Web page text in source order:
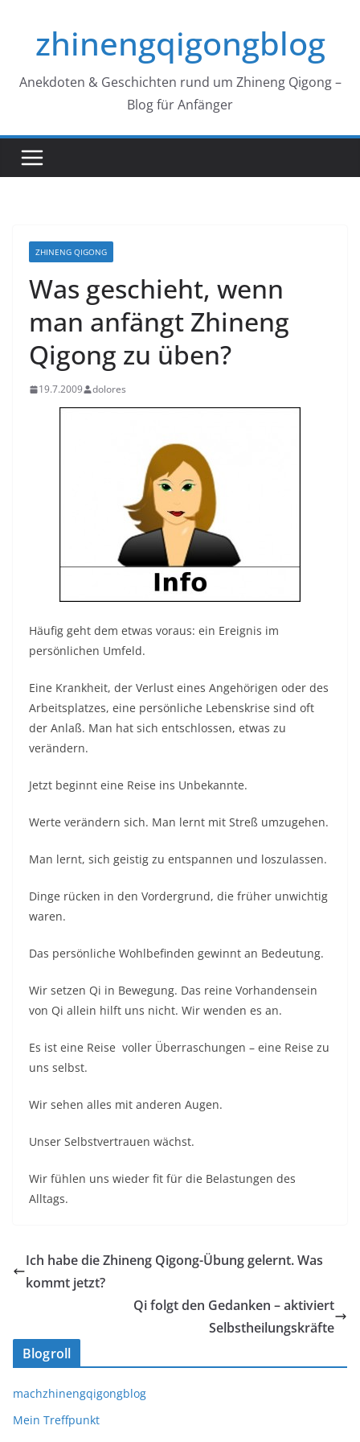
springenzhinengqigongblog
Anekdoten & Geschichten rund um Zhineng Qigong –
Blog für Anfänger
ZHINENG QIGONG
Was geschieht, wenn
man anfängt Zhineng
Qigong zu üben?
19.7.2009 dolores
Häufig geht dem etwas voraus: ein Ereignis im
persönlichen Umfeld.
Eine Krankheit, der Verlust eines Angehörigen oder des
Arbeitsplatzes, eine persönliche Lebenskrise sind oft
der Anlaß. Man hat sich entschlossen, etwas zu
verändern.
Jetzt beginnt eine Reise ins Unbekannte.
Werte verändern sich. Man lernt mit Streß umzugehen.
Man lernt, sich geistig zu entspannen und loszulassen.
Dinge rücken in den Vordergrund, die früher unwichtig
waren.
Das persönliche Wohlbefinden gewinnt an Bedeutung.
Wir setzen Qi in Bewegung. Das reine Vorhandensein
von Qi allein hilft uns nicht. Wir wenden es an.
Es ist eine Reise voller Überraschungen – eine Reise zu
uns selbst.
Wir sehen alles mit anderen Augen.
Unser Selbstvertrauen wächst.
Wir fühlen uns wieder fit für die Belastungen des
Alltags.
Ich habe die Zhineng Qigong-Übung gelernt. Was
kommt jetzt?
Qi folgt den Gedanken – aktiviert
Selbstheilungskräfte
Blogroll
machzhinengqigongblog
Mein Treffpunkt